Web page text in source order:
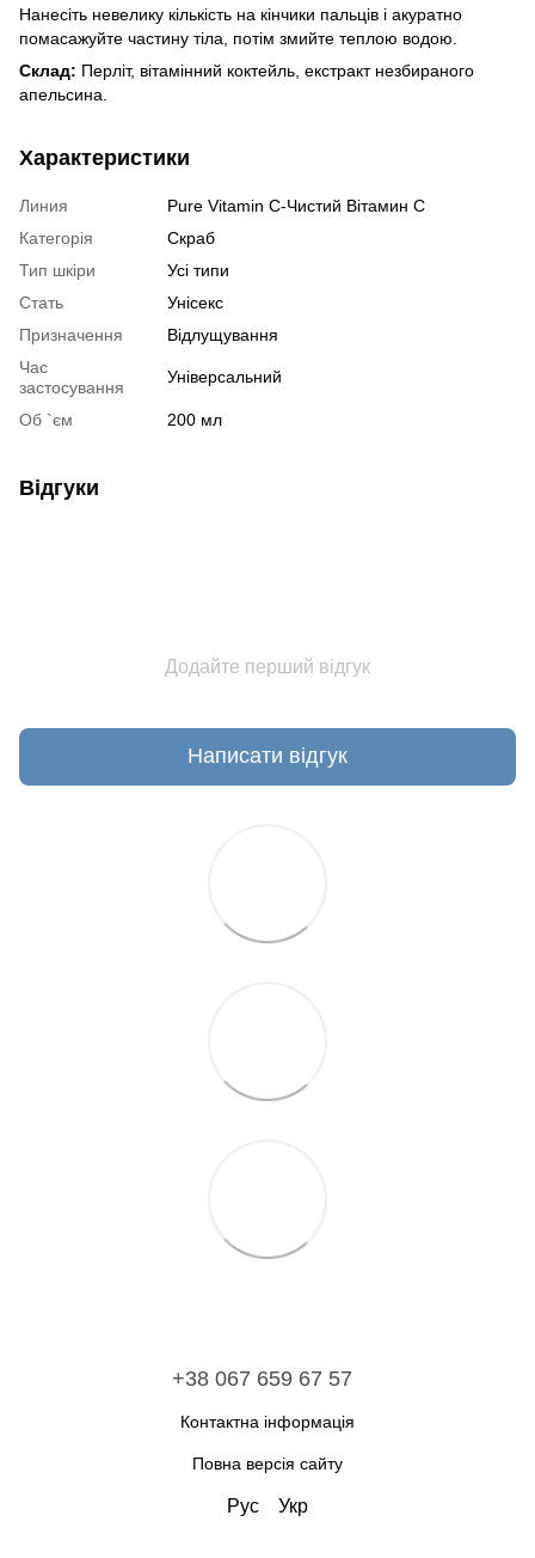
Нанесіть невелику кількість на кінчики пальців і акуратно
помасажуйте частину тіла, потім змийте теплою водою.
Склад: Перліт, вітамінний коктейль, екстракт незбираного
апельсина.
Характеристики
Линия
Pure Vitamin C-Чистий Вітамин С
Категорія
Скраб
Тип шкіри
Усі типи
Стать
Унісекс
Призначення
Відлущування
Час
застосування
Універсальний
Об `єм 200 мл
Відгуки
Додайте перший відгук
Написати відгук
+38 067 659 67 57
Контактна інформація
Повна версія сайту
Рус Укр